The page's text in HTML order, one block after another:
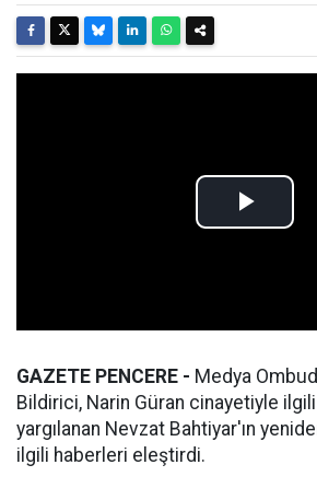
GAZETE PENCERE - Medya
Bildirici, Narin Güran cinayetiyle
yargılanan Nevzat Bahtiyar'ın
ilgili haberleri eleştirdi.